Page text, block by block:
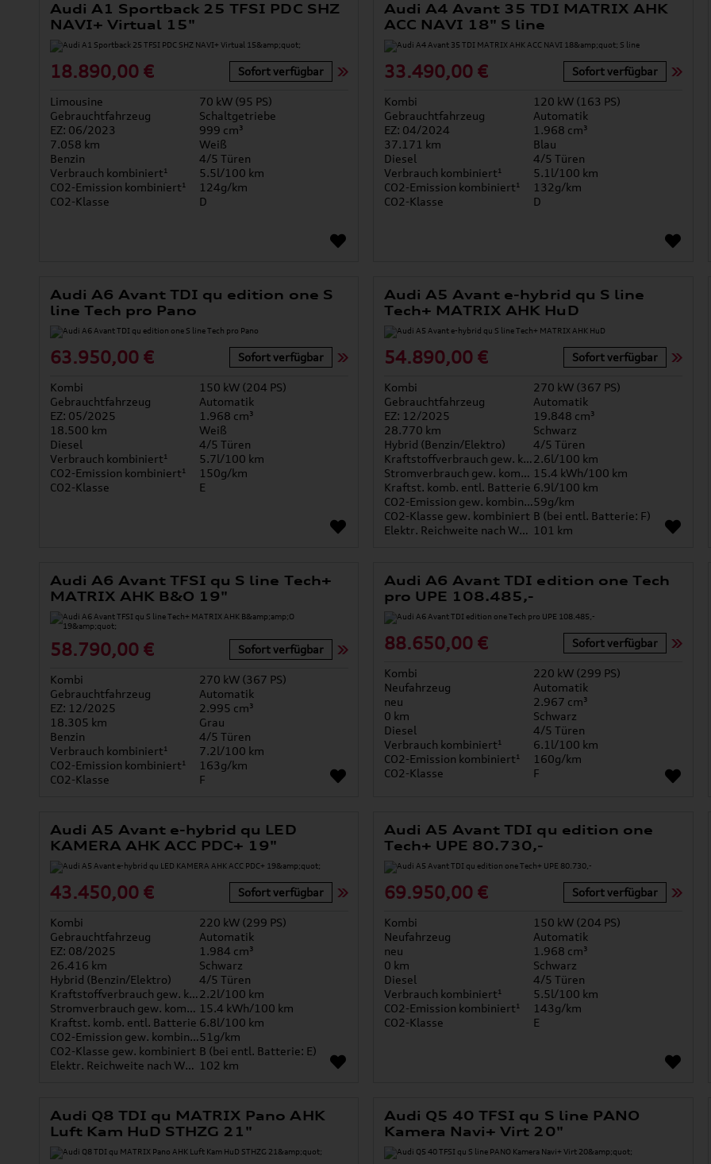
Audi A1 Sportback 25 TFSI PDC SHZ
NAVI+ Virtual 15"
18.890,00 € Sofort verfügbar
Limousine
70 kW (95 PS)
Gebrauchtfahrzeug
Schaltgetriebe
EZ: 06/2023
999 cm³
7.058 km
Weiß
Benzin
4/5 Türen
Verbrauch kombiniert¹
5.5l/100 km
CO2-Emission kombiniert¹
124g/km
CO2-Klasse
D
Audi A4 Avant 35 TDI MATRIX AHK
ACC NAVI 18" S line
33.490,00 € Sofort verfügbar
Kombi
120 kW (163 PS)
Gebrauchtfahrzeug
Automatik
EZ: 04/2024
1.968 cm³
37.171 km
Blau
Diesel
4/5 Türen
Verbrauch kombiniert¹
5.1l/100 km
CO2-Emission kombiniert¹
132g/km
CO2-Klasse
D
Audi A6 Avant TDI qu edition one S
line Tech pro Pano
63.950,00 € Sofort verfügbar
Kombi
150 kW (204 PS)
Gebrauchtfahrzeug
Automatik
EZ: 05/2025
1.968 cm³
18.500 km
Weiß
Diesel
4/5 Türen
Verbrauch kombiniert¹
5.7l/100 km
CO2-Emission kombiniert¹
150g/km
CO2-Klasse
E
Audi A5 Avant e-hybrid qu S line
Tech+ MATRIX AHK HuD
54.890,00 € Sofort verfügbar
Kombi
270 kW (367 PS)
Gebrauchtfahrzeug
Automatik
EZ: 12/2025
19.848 cm³
28.770 km
Schwarz
Hybrid (Benzin/Elektro)
4/5 Türen
Kraftstoffverbrauch gew. kombiniert2.6l/100 km
Stromverbrauch gew. kombiniert 15.4 kWh/100 km
Kraftst. komb. entl. Batterie 6.9l/100 km
CO2-Emission gew. kombiniert59g/km
CO2-Klasse gew. kombiniert B (bei entl. Batterie: F)
Elektr. Reichweite nach WLTP* 101 km
Audi A6 Avant TFSI qu S line Tech+
MATRIX AHK B&O 19"
58.790,00 € Sofort verfügbar
Kombi
270 kW (367 PS)
Gebrauchtfahrzeug
Automatik
EZ: 12/2025
2.995 cm³
18.305 km
Grau
Benzin
4/5 Türen
Verbrauch kombiniert¹
7.2l/100 km
CO2-Emission kombiniert¹
163g/km
CO2-Klasse
F
Audi A6 Avant TDI edition one Tech
pro UPE 108.485,-
88.650,00 € Sofort verfügbar
Kombi
220 kW (299 PS)
Neufahrzeug
Automatik
neu
2.967 cm³
0 km
Schwarz
Diesel
4/5 Türen
Verbrauch kombiniert¹
6.1l/100 km
CO2-Emission kombiniert¹
160g/km
CO2-Klasse
F
Audi A5 Avant e-hybrid qu LED
KAMERA AHK ACC PDC+ 19"
43.450,00 € Sofort verfügbar
Kombi
220 kW (299 PS)
Gebrauchtfahrzeug
Automatik
EZ: 08/2025
1.984 cm³
26.416 km
Schwarz
Hybrid (Benzin/Elektro)
4/5 Türen
Kraftstoffverbrauch gew. kombiniert2.2l/100 km
Stromverbrauch gew. kombiniert 15.4 kWh/100 km
Kraftst. komb. entl. Batterie 6.8l/100 km
CO2-Emission gew. kombiniert51g/km
CO2-Klasse gew. kombiniert B (bei entl. Batterie: E)
Elektr. Reichweite nach WLTP* 102 km
Audi A5 Avant TDI qu edition one
Tech+ UPE 80.730,-
69.950,00 € Sofort verfügbar
Kombi
150 kW (204 PS)
Neufahrzeug
Automatik
neu
1.968 cm³
0 km
Schwarz
Diesel
4/5 Türen
Verbrauch kombiniert¹
5.5l/100 km
CO2-Emission kombiniert¹
143g/km
CO2-Klasse
E
Audi Q8 TDI qu MATRIX Pano AHK
Luft Kam HuD STHZG 21"
Audi Q5 40 TFSI qu S line PANO
Kamera Navi+ Virt 20"